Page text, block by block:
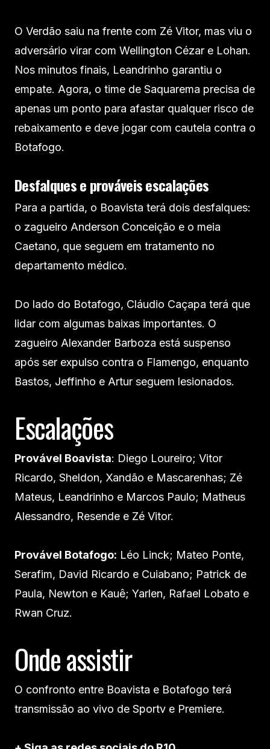
O Verdão saiu na frente com Zé Vitor, mas viu o
adversário virar com Wellington Cézar e Lohan.
Nos minutos finais, Leandrinho garantiu o
empate. Agora, o time de Saquarema precisa de
apenas um ponto para afastar qualquer risco de
rebaixamento e deve jogar com cautela contra o
Botafogo.
Desfalques e prováveis escalações
Para a partida, o Boavista terá dois desfalques:
o zagueiro Anderson Conceição e o meia
Caetano, que seguem em tratamento no
departamento médico.
Do lado do Botafogo, Cláudio Caçapa terá que
lidar com algumas baixas importantes. O
zagueiro Alexander Barboza está suspenso
após ser expulso contra o Flamengo, enquanto
Bastos, Jeffinho e Artur seguem lesionados.
Escalações
Provável Boavista: Diego Loureiro; Vitor
Ricardo, Sheldon, Xandão e Mascarenhas; Zé
Mateus, Leandrinho e Marcos Paulo; Matheus
Alessandro, Resende e Zé Vitor.
Provável Botafogo: Léo Linck; Mateo Ponte,
Serafim, David Ricardo e Cuiabano; Patrick de
Paula, Newton e Kauê; Yarlen, Rafael Lobato e
Rwan Cruz.
Onde assistir
O confronto entre Boavista e Botafogo terá
transmissão ao vivo de Sportv e Premiere.